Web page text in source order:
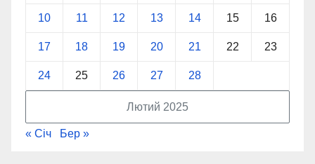
Лютий 2025
10 11 12 13 14 15 16
17 18 19 20 21 22 23
24 25 26 27 28
« Січ Бер »